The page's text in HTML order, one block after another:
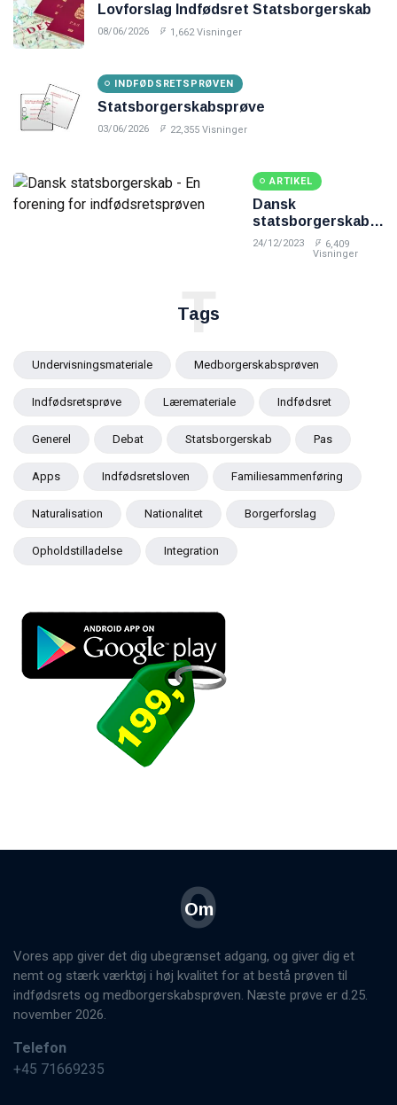
Lovforslag Indfødsret Statsborgerskab
08/06/2026 1,662 Visninger
INDFØDSRETSPRØVEN
Statsborgerskabsprøve
03/06/2026 22,355 Visninger
ARTIKEL
Dansk
statsborgerskab -
En forening for
indfødsretsprøven
24/12/2023
6,409
Visninger
Tags
T
Undervisningsmateriale Medborgerskabsprøven
Indfødsretsprøve Læremateriale Indfødsret
Generel Debat Statsborgerskab Pas
Apps Indfødsretsloven Familiesammenføring
Naturalisation Nationalitet Borgerforslag
Opholdstilladelse Integration
Om
O
Vores app giver det dig ubegrænset adgang, og giver dig et
nemt og stærk værktøj i høj kvalitet for at bestå prøven til
indfødsrets og medborgerskabsprøven. Næste prøve er d.25.
november 2026.
Telefon
+45 71669235